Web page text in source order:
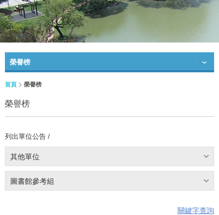
榮譽榜
首頁 榮譽榜
榮譽榜
列出單位公告 /
其他單位
圖書館參考組
關鍵字查詢